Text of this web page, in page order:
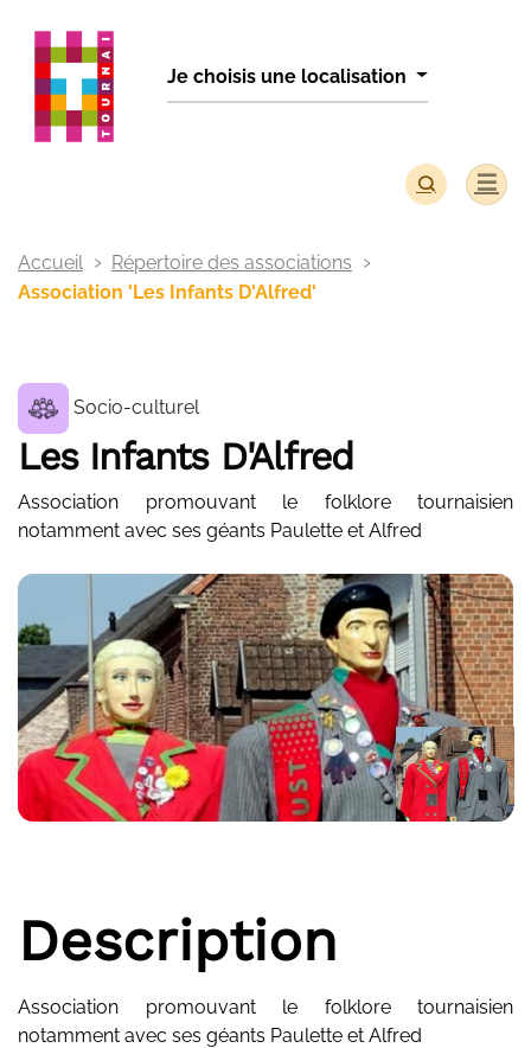
Je choisis une localisation
Accueil
Répertoire des associations
Association 'Les Infants D'Alfred'
Socio-culturel
Les Infants D'Alfred
Association promouvant le folklore tournaisien
notamment avec ses géants Paulette et Alfred
Description
Association promouvant le folklore tournaisien
notamment avec ses géants Paulette et Alfred